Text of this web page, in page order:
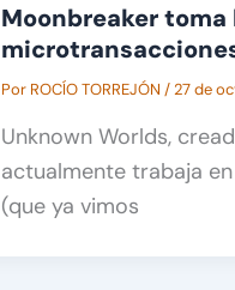
Moonbreaker
Por ROCÍO TORREJÓN /27 de
Unknown Worlds,
actualmente trabaja
(que ya vimos